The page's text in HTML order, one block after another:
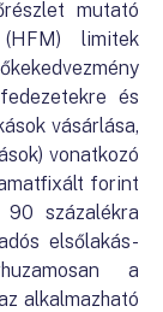
mutató
limitek
és
vásárlása,
vonatkozó
forint
százalékra
elsőlakás-
a
alkalmazható